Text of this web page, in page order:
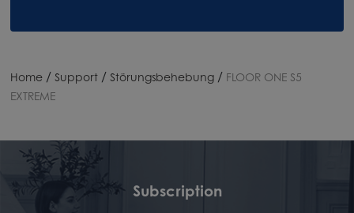
Home / Support / Störungsbehebung / FLOOR ONE S5
EXTREME
Subscription